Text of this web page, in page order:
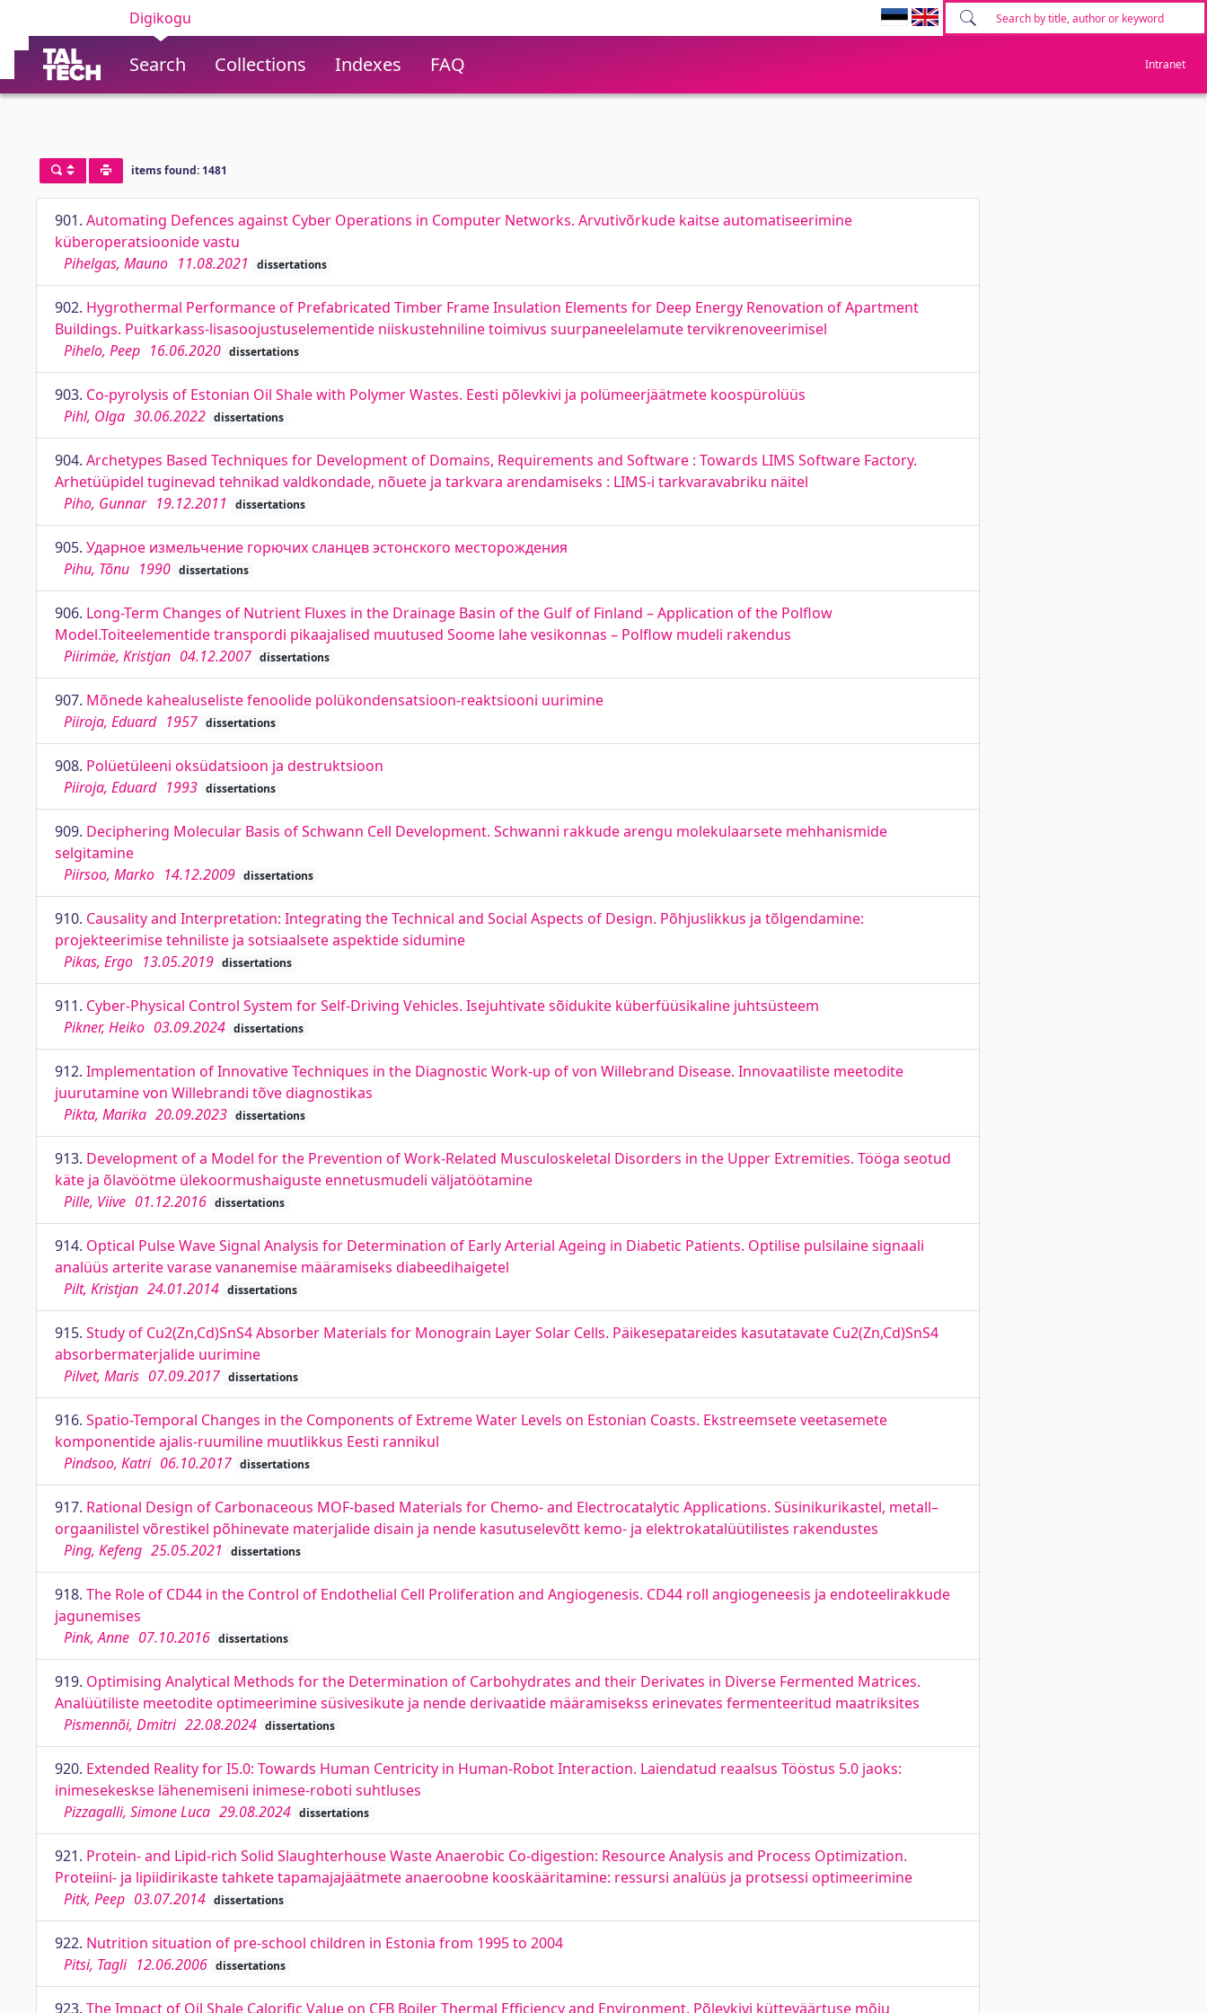
Digikogu
Search Collections Indexes FAQ Intranet
items found: 1481
901. Automating Defences against Cyber Operations in Computer Networks. Arvutivõrkude kaitse automatiseerimine
küberoperatsioonide vastu
Pihelgas, Mauno 11.08.2021 dissertations
902. Hygrothermal Performance of Prefabricated Timber Frame Insulation Elements for Deep Energy Renovation of Apartment
Buildings. Puitkarkass-lisasoojustuselementide niiskustehniline toimivus suurpaneelelamute tervikrenoveerimisel
Pihelo, Peep 16.06.2020 dissertations
903. Co-pyrolysis of Estonian Oil Shale with Polymer Wastes. Eesti põlevkivi ja polümeerjäätmete koospürolüüs
Pihl, Olga 30.06.2022 dissertations
904. Archetypes Based Techniques for Development of Domains, Requirements and Software : Towards LIMS Software Factory.
Arhetüüpidel tuginevad tehnikad valdkondade, nõuete ja tarkvara arendamiseks : LIMS-i tarkvaravabriku näitel
Piho, Gunnar 19.12.2011 dissertations
905. Ударное измельчение горючих сланцев эстонского месторождения
Pihu, Tõnu 1990 dissertations
906. Long-Term Changes of Nutrient Fluxes in the Drainage Basin of the Gulf of Finland – Application of the Polflow
Model.Toiteelementide transpordi pikaajalised muutused Soome lahe vesikonnas – Polflow mudeli rakendus
Piirimäe, Kristjan 04.12.2007 dissertations
907. Mõnede kahealuseliste fenoolide polükondensatsioon-reaktsiooni uurimine
Piiroja, Eduard 1957 dissertations
908. Polüetüleeni oksüdatsioon ja destruktsioon
Piiroja, Eduard 1993 dissertations
909. Deciphering Molecular Basis of Schwann Cell Development. Schwanni rakkude arengu molekulaarsete mehhanismide
selgitamine
Piirsoo, Marko 14.12.2009 dissertations
910. Causality and Interpretation: Integrating the Technical and Social Aspects of Design. Põhjuslikkus ja tõlgendamine:
projekteerimise tehniliste ja sotsiaalsete aspektide sidumine
Pikas, Ergo 13.05.2019 dissertations
911. Cyber-Physical Control System for Self-Driving Vehicles. Isejuhtivate sõidukite küberfüüsikaline juhtsüsteem
Pikner, Heiko 03.09.2024 dissertations
912. Implementation of Innovative Techniques in the Diagnostic Work-up of von Willebrand Disease. Innovaatiliste meetodite
juurutamine von Willebrandi tõve diagnostikas
Pikta, Marika 20.09.2023 dissertations
913. Development of a Model for the Prevention of Work-Related Musculoskeletal Disorders in the Upper Extremities. Tööga seotud
käte ja õlavöötme ülekoormushaiguste ennetusmudeli väljatöötamine
Pille, Viive 01.12.2016 dissertations
914. Optical Pulse Wave Signal Analysis for Determination of Early Arterial Ageing in Diabetic Patients. Optilise pulsilaine signaali
analüüs arterite varase vananemise määramiseks diabeedihaigetel
Pilt, Kristjan 24.01.2014 dissertations
915. Study of Cu2(Zn,Cd)SnS4 Absorber Materials for Monograin Layer Solar Cells. Päikesepatareides kasutatavate Cu2(Zn,Cd)SnS4
absorbermaterjalide uurimine
Pilvet, Maris 07.09.2017 dissertations
916. Spatio-Temporal Changes in the Components of Extreme Water Levels on Estonian Coasts. Ekstreemsete veetasemete
komponentide ajalis-ruumiline muutlikkus Eesti rannikul
Pindsoo, Katri 06.10.2017 dissertations
917. Rational Design of Carbonaceous MOF-based Materials for Chemo- and Electrocatalytic Applications. Süsinikurikastel, metall–
orgaanilistel võrestikel põhinevate materjalide disain ja nende kasutuselevõtt kemo- ja elektrokatalüütilistes rakendustes
Ping, Kefeng 25.05.2021 dissertations
918. The Role of CD44 in the Control of Endothelial Cell Proliferation and Angiogenesis. CD44 roll angiogeneesis ja endoteelirakkude
jagunemises
Pink, Anne 07.10.2016 dissertations
919. Optimising Analytical Methods for the Determination of Carbohydrates and their Derivates in Diverse Fermented Matrices.
Analüütiliste meetodite optimeerimine süsivesikute ja nende derivaatide määramisekss erinevates fermenteeritud maatriksites
Pismennõi, Dmitri 22.08.2024 dissertations
920. Extended Reality for I5.0: Towards Human Centricity in Human-Robot Interaction. Laiendatud reaalsus Tööstus 5.0 jaoks:
inimesekeskse lähenemiseni inimese-roboti suhtluses
Pizzagalli, Simone Luca 29.08.2024 dissertations
921. Protein- and Lipid-rich Solid Slaughterhouse Waste Anaerobic Co-digestion: Resource Analysis and Process Optimization.
Proteiini- ja lipiidirikaste tahkete tapamajajäätmete anaeroobne kooskääritamine: ressursi analüüs ja protsessi optimeerimine
Pitk, Peep 03.07.2014 dissertations
922. Nutrition situation of pre-school children in Estonia from 1995 to 2004
Pitsi, Tagli 12.06.2006 dissertations
923. The Impact of Oil Shale Calorific Value on CFB Boiler Thermal Efficiency and Environment. Põlevkivi kütteväärtuse mõju